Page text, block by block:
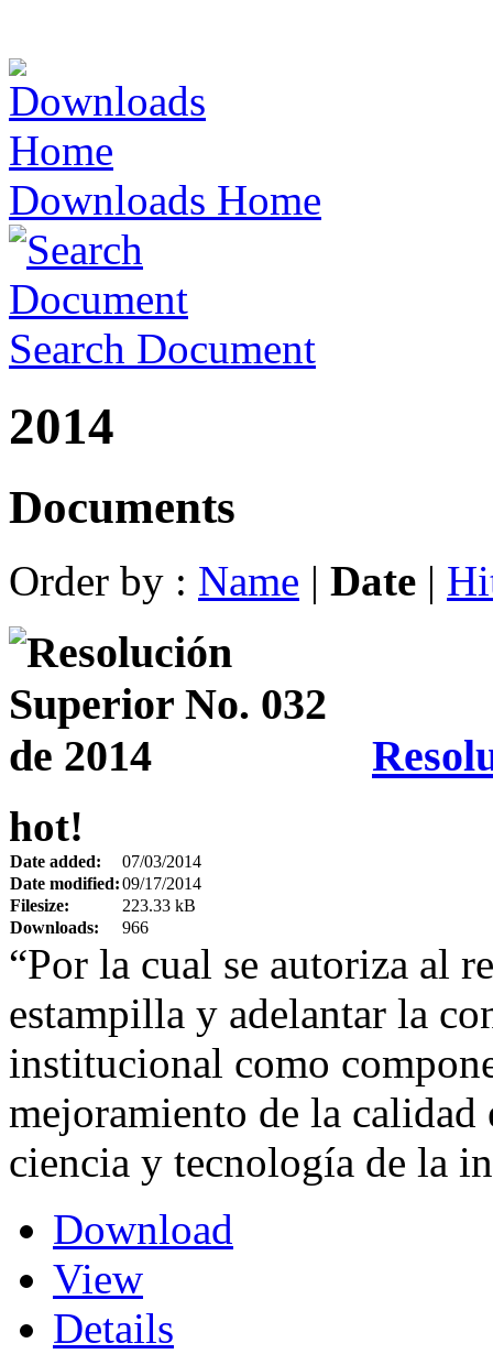
Downloads Home
Search Document
2014
Documents
Order by : Name | Date |
hot!
Date added:
07/03/2014
Date modified:09/17/2014
Filesize:
223.33 kB
Downloads:
966
“Por la cual se autoriza al
estampilla y adelantar la
institucional como
mejoramiento de la
ciencia y tecnología de la
Download
View
Details